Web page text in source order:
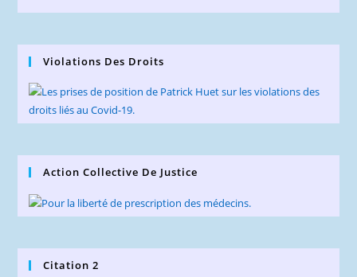
Violations Des Droits
Action Collective De Justice
Citation 2